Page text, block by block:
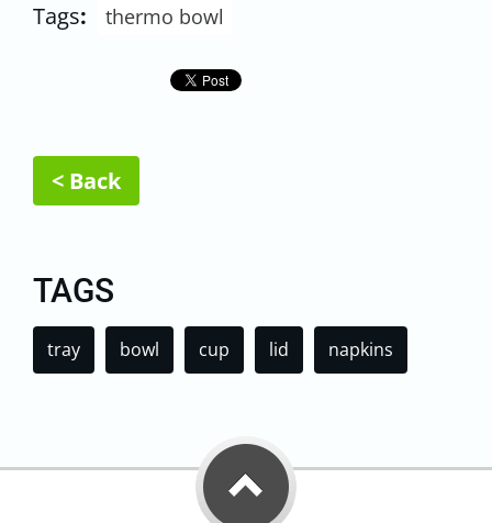
Tags: thermo bowl
< Back
TAGS
tray bowl cup lid napkins